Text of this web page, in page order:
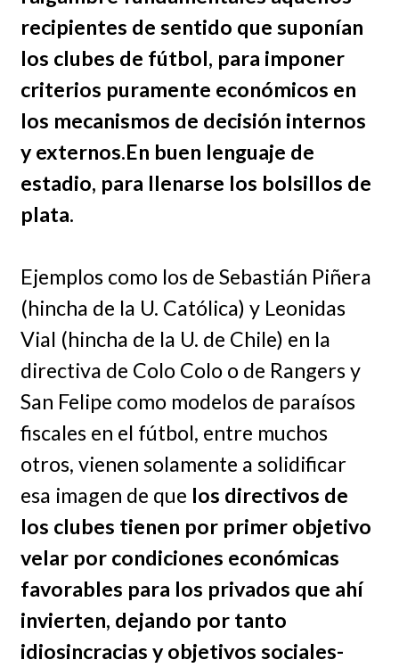
recipientes de sentido que suponían
los clubes de fútbol, para imponer
criterios puramente económicos en
los mecanismos de decisión internos
y externos.En buen lenguaje de
estadio, para llenarse los bolsillos de
plata.
Ejemplos como los de Sebastián Piñera
(hincha de la U. Católica) y Leonidas
Vial (hincha de la U. de Chile) en la
directiva de Colo Colo o de Rangers y
San Felipe como modelos de paraísos
fiscales en el fútbol, entre muchos
otros, vienen solamente a solidificar
esa imagen de que los directivos de
los clubes tienen por primer objetivo
velar por condiciones económicas
favorables para los privados que ahí
invierten, dejando por tanto
idiosincracias y objetivos sociales-